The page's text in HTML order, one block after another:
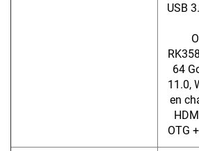
USB
64
11.0,
en
OTG